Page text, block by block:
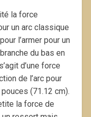
la force
un arc classique
l’armer pour un
du bas en
d’une force
de l’arc pour
(71.12 cm).
la force de